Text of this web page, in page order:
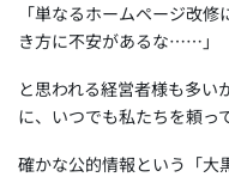
「単なるホームページ改
き方に不安があるな……」
と思われる経営者様も多い
に、いつでも私たちを頼っ
確かな公的情報という「大